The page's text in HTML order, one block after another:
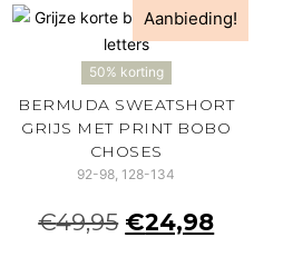
Aanbieding!
50% korting
BERMUDA SWEATSHORT
GRIJS MET PRINT BOBO
CHOSES
92-98, 128-134
€49,95 €24,98